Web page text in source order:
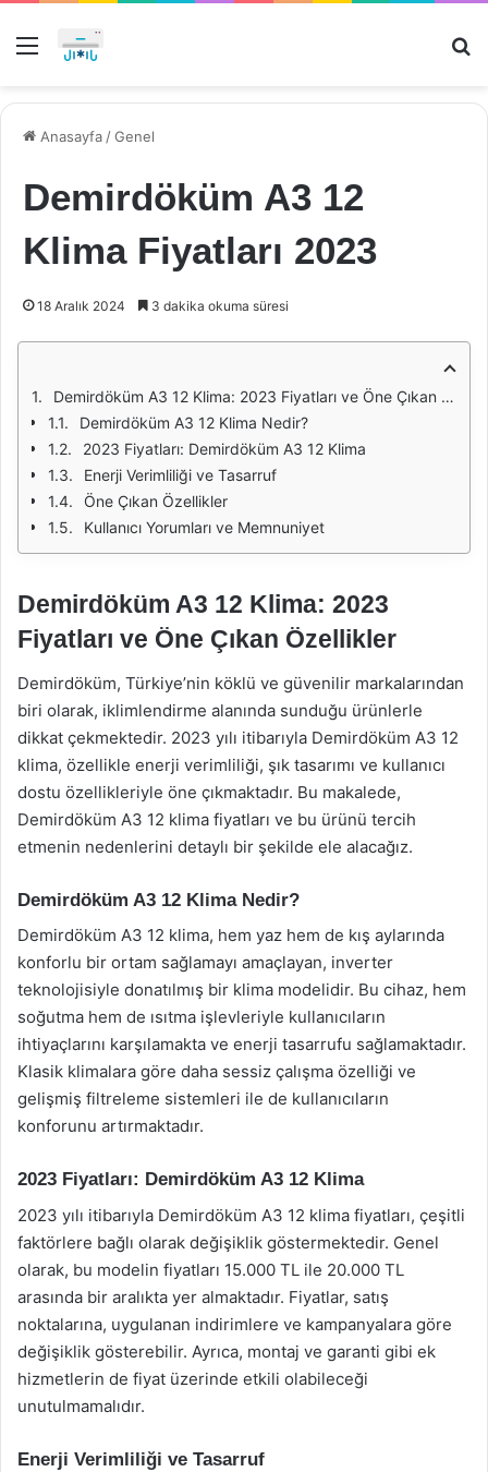
Menü
Anasayfa /Genel
Demirdöküm A3 12
Klima Fiyatları 2023
18 Aralık 2024 3 dakika okuma süresi
Demirdöküm A3 12 Klima: 2023 Fiyatları ve Öne Çıkan Özellikler
Demirdöküm A3 12 Klima Nedir?
2023 Fiyatları: Demirdöküm A3 12 Klima
Enerji Verimliliği ve Tasarruf
Öne Çıkan Özellikler
Kullanıcı Yorumları ve Memnuniyet
Demirdöküm A3 12 Klima: 2023
Fiyatları ve Öne Çıkan Özellikler
Demirdöküm, Türkiye’nin köklü ve güvenilir markalarından
biri olarak, iklimlendirme alanında sunduğu ürünlerle
dikkat çekmektedir. 2023 yılı itibarıyla Demirdöküm A3 12
klima, özellikle enerji verimliliği, şık tasarımı ve kullanıcı
dostu özellikleriyle öne çıkmaktadır. Bu makalede,
Demirdöküm A3 12 klima fiyatları ve bu ürünü tercih
etmenin nedenlerini detaylı bir şekilde ele alacağız.
Demirdöküm A3 12 Klima Nedir?
Demirdöküm A3 12 klima, hem yaz hem de kış aylarında
konforlu bir ortam sağlamayı amaçlayan, inverter
teknolojisiyle donatılmış bir klima modelidir. Bu cihaz, hem
soğutma hem de ısıtma işlevleriyle kullanıcıların
ihtiyaçlarını karşılamakta ve enerji tasarrufu sağlamaktadır.
Klasik klimalara göre daha sessiz çalışma özelliği ve
gelişmiş filtreleme sistemleri ile de kullanıcıların
konforunu artırmaktadır.
2023 Fiyatları: Demirdöküm A3 12 Klima
2023 yılı itibarıyla Demirdöküm A3 12 klima fiyatları, çeşitli
faktörlere bağlı olarak değişiklik göstermektedir. Genel
olarak, bu modelin fiyatları 15.000 TL ile 20.000 TL
arasında bir aralıkta yer almaktadır. Fiyatlar, satış
noktalarına, uygulanan indirimlere ve kampanyalara göre
değişiklik gösterebilir. Ayrıca, montaj ve garanti gibi ek
hizmetlerin de fiyat üzerinde etkili olabileceği
unutulmamalıdır.
Enerji Verimliliği ve Tasarruf